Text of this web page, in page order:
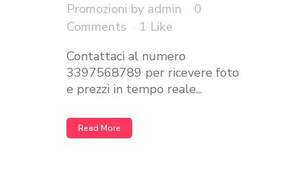
Promozioni by admin
0
Comments
1 Like
Contattaci al numero
3397568789 per ricevere foto
e prezzi in tempo reale...
Read More